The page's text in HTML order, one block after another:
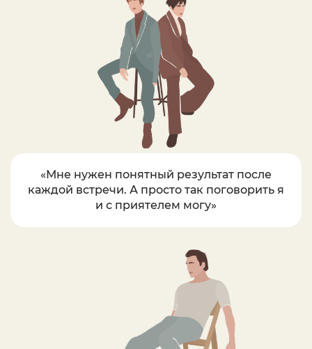
«Мне нужен понятный результат после
каждой встречи. А просто так поговорить я
и с приятелем могу»